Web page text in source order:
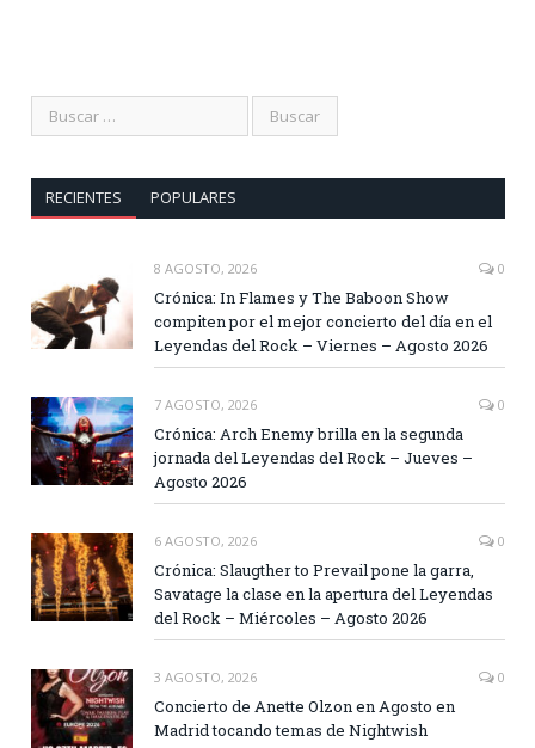
RECIENTES POPULARES
8 AGOSTO, 2026 0
Crónica: In Flames y The Baboon Show
compiten por el mejor concierto del día en el
Leyendas del Rock – Viernes – Agosto 2026
7 AGOSTO, 2026 0
Crónica: Arch Enemy brilla en la segunda
jornada del Leyendas del Rock – Jueves –
Agosto 2026
6 AGOSTO, 2026 0
Crónica: Slaugther to Prevail pone la garra,
Savatage la clase en la apertura del Leyendas
del Rock – Miércoles – Agosto 2026
3 AGOSTO, 2026 0
Concierto de Anette Olzon en Agosto en
Madrid tocando temas de Nightwish